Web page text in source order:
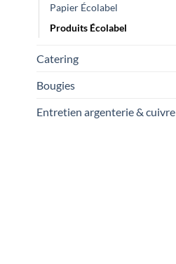
Papier Écolabel
Produits Écolabel
Catering
Bougies
Entretien argenterie & cuivre